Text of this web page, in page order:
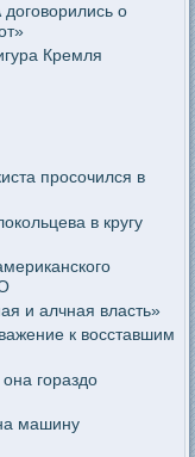
о
Кремля
просочился в
в кругу
и алчная власть»
к восставшим
гораздо
машину